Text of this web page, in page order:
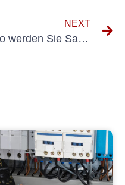
NEXT
So werden Sie Sachkundiger DGUV 70